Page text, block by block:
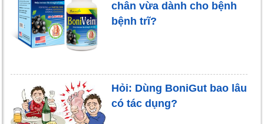
chân vừa dành cho bệnh
bệnh trĩ?
Hỏi: Dùng BoniGut bao lâu
có tác dụng?